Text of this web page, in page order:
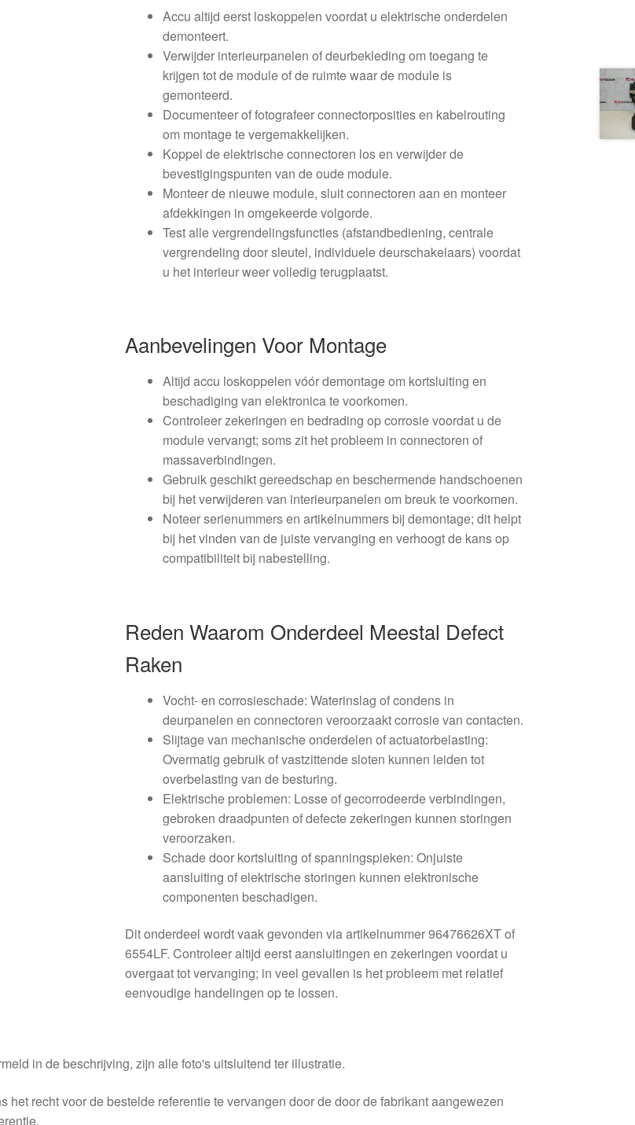
Accu altijd eerst loskoppelen voordat u elektrische onderdelen
demonteert.
Verwijder interieurpanelen of deurbekleding om toegang te
krijgen tot de module of de ruimte waar de module is
gemonteerd.
Documenteer of fotografeer connectorposities en kabelrouting
om montage te vergemakkelijken.
Koppel de elektrische connectoren los en verwijder de
bevestigingspunten van de oude module.
Monteer de nieuwe module, sluit connectoren aan en monteer
afdekkingen in omgekeerde volgorde.
Test alle vergrendelingsfuncties (afstandbediening, centrale
vergrendeling door sleutel, individuele deurschakelaars) voordat
u het interieur weer volledig terugplaatst.
Aanbevelingen Voor Montage
Altijd accu loskoppelen vóór demontage om kortsluiting en
beschadiging van elektronica te voorkomen.
Controleer zekeringen en bedrading op corrosie voordat u de
module vervangt; soms zit het probleem in connectoren of
massaverbindingen.
Gebruik geschikt gereedschap en beschermende handschoenen
bij het verwijderen van interieurpanelen om breuk te voorkomen.
Noteer serienummers en artikelnummers bij demontage; dit helpt
bij het vinden van de juiste vervanging en verhoogt de kans op
compatibiliteit bij nabestelling.
Reden Waarom Onderdeel Meestal Defect
Raken
Vocht- en corrosieschade: Waterinslag of condens in
deurpanelen en connectoren veroorzaakt corrosie van contacten.
Slijtage van mechanische onderdelen of actuatorbelasting:
Overmatig gebruik of vastzittende sloten kunnen leiden tot
overbelasting van de besturing.
Elektrische problemen: Losse of gecorrodeerde verbindingen,
gebroken draadpunten of defecte zekeringen kunnen storingen
veroorzaken.
Schade door kortsluiting of spanningspieken: Onjuiste
aansluiting of elektrische storingen kunnen elektronische
componenten beschadigen.
Dit onderdeel wordt vaak gevonden via artikelnummer 96476626XT of
6554LF. Controleer altijd eerst aansluitingen en zekeringen voordat u
overgaat tot vervanging; in veel gevallen is het probleem met relatief
eenvoudige handelingen op te lossen.
in de beschrijving, zijn alle foto's uitsluitend ter illustratie.
het recht voor de bestelde referentie te vervangen door de door de fabrikant aangewezen